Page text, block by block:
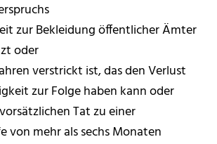
zur Bekleidung öffentlicher Ämter
oder
verstrickt ist, das den Verlust
zur Folge haben kann oder
Tat zu einer
von mehr als sechs Monaten